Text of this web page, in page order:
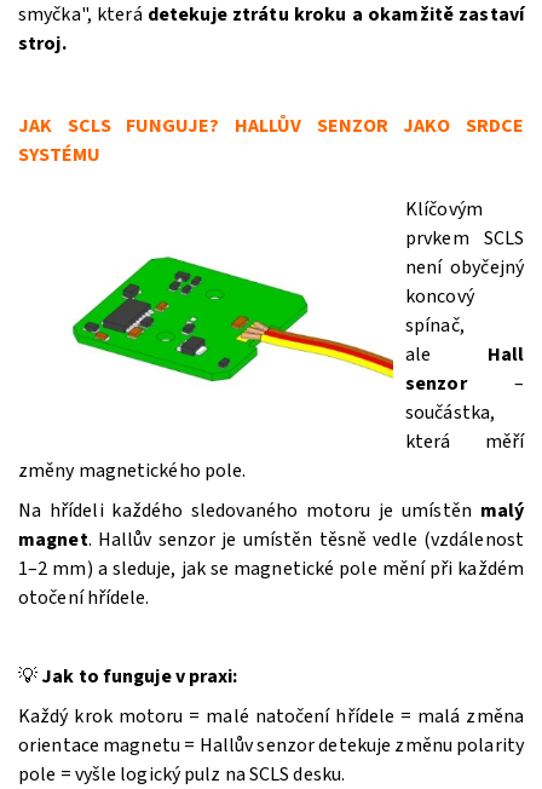
smyčka", která detekuje ztrátu kroku a okamžitě zastaví
stroj.
JAK SCLS FUNGUJE? HALLŮV SENZOR JAKO SRDCE
SYSTÉMU
Klíčovým
prvkem SCLS
není obyčejný
koncový
spínač,
ale Hall
senzor–
součástka,
která měří
změny magnetického pole.
Na hřídeli každého sledovaného motoru je umístěn malý
magnet. Hallův senzor je umístěn těsně vedle (vzdálenost
1–2 mm) a sleduje, jak se magnetické pole mění při každém
otočení hřídele.
💡Jak to funguje v praxi:
Každý krok motoru = malé natočení hřídele = malá změna
orientace magnetu = Hallův senzor detekuje změnu polarity
pole = vyšle logický pulz na SCLS desku.